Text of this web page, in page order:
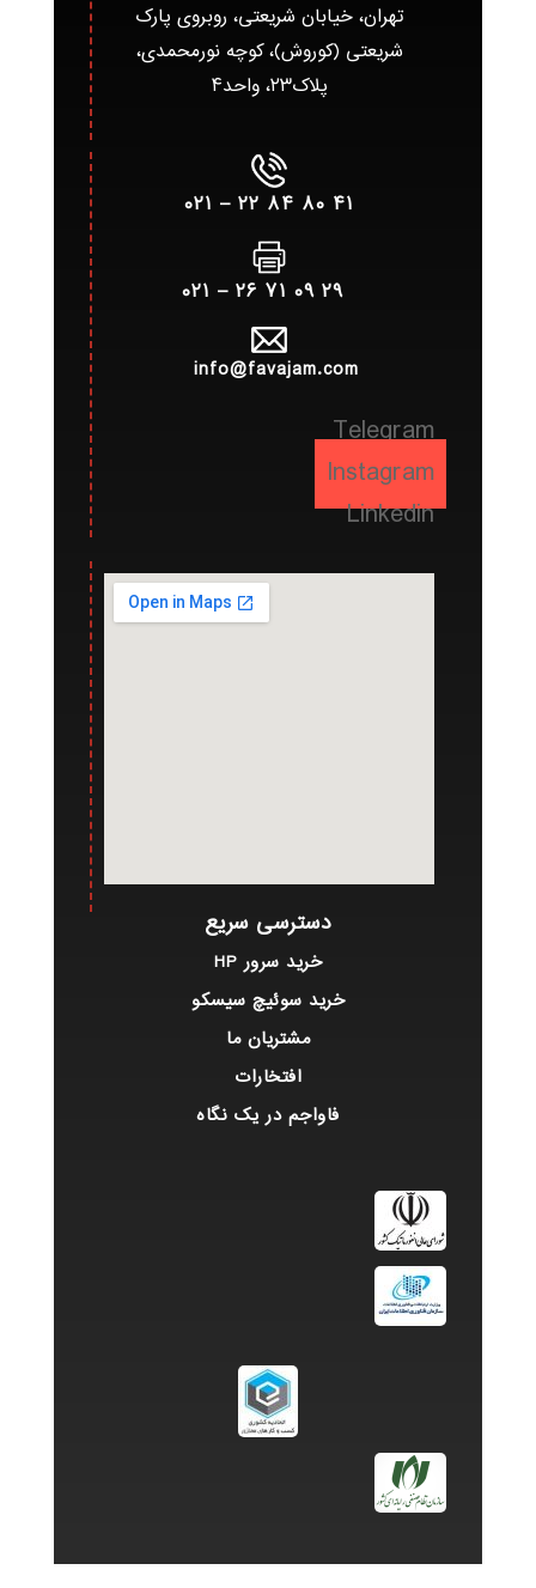
تهران، خیابان شریعتی، روبروی پارک
شریعتی (کوروش)، کوچه نورمحمدی،
پلاک۲۳، واحد۴
۴۱ ۸۰ ۸۴ ۲۲ – ۰۲۱
۲۹ ۰۹ ۷۱ ۲۶ – ۰۲۱
info@favajam.com
Telegram
Instagram
Linkedin
دسترسی سریع
خرید سرور HP
خرید سوئیچ سیسکو
مشتریان ما
افتخارات
فاواجم در یک نگاه